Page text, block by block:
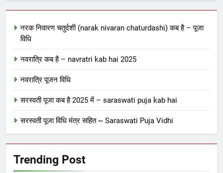
नरक निवारण चतुर्दशी (narak nivaran chaturdashi) कब है – पूजा
विधि
नवरात्रि कब है – navratri kab hai 2025
नवरात्रि पूजन विधि
सरस्वती पूजा कब है 2025 में – saraswati puja kab hai
सरस्वती पूजा विधि मंत्र सहित ~ Saraswati Puja Vidhi
Trending Post